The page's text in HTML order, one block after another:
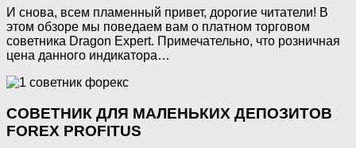
И снова, всем пламенный привет, дорогие читатели! В
этом обзоре мы поведаем вам о платном торговом
советника Dragon Expert. Примечательно, что розничная
цена данного индикатора…
СОВЕТНИК ДЛЯ МАЛЕНЬКИХ ДЕПОЗИТОВ
FOREX PROFITUS